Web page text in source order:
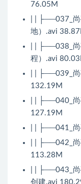
76.05M
| | ├──037_
地）.avi
| | ├──038_
程）.avi
| | ├──039_
132.19M
| | ├──040_
127.19M
| | ├──041_
| | ├──042_
113.28M
| | ├──043_
创建.avi